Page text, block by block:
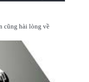
cũng hài lòng về